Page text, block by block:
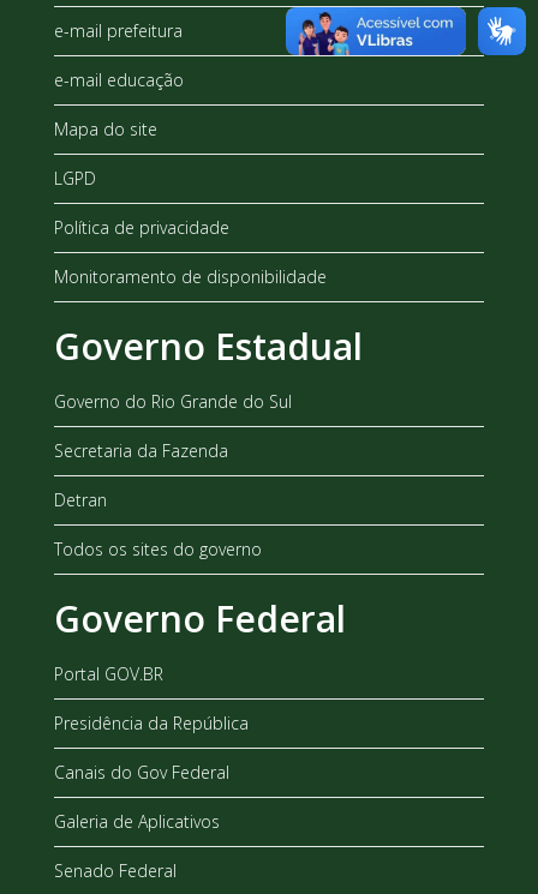
e-mail prefeitura
e-mail educação
Mapa do site
LGPD
Política de privacidade
Monitoramento de disponibilidade
Governo Estadual
Governo do Rio Grande do Sul
Secretaria da Fazenda
Detran
Todos os sites do governo
Governo Federal
Portal GOV.BR
Presidência da República
Canais do Gov Federal
Galeria de Aplicativos
Senado Federal